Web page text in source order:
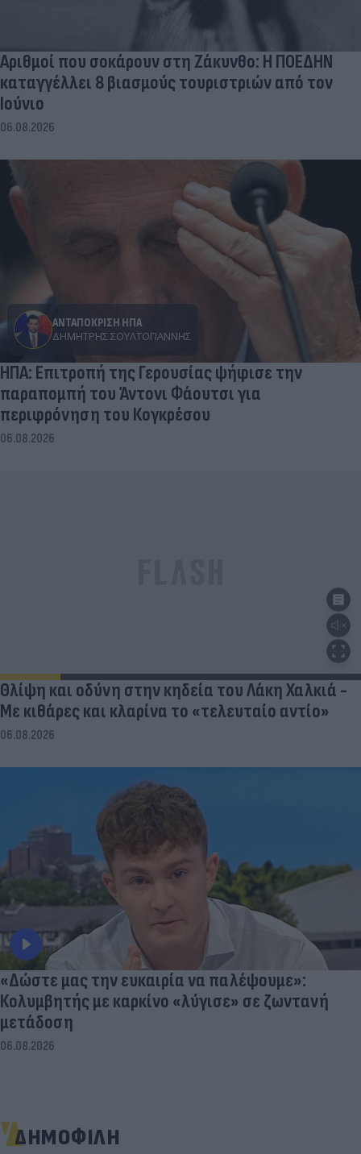
Αριθμοί που σοκάρουν στη Ζάκυνθο: Η ΠΟΕΔΗΝ
καταγγέλλει 8 βιασμούς τουριστριών από τον
Ιούνιο
06.08.2026
ΑΝΤΑΠΟΚΡΙΣΗ ΗΠΑ
ΔΗΜΉΤΡΗΣ ΣΟΥΛΤΟΓΙΆΝΝΗΣ
ΗΠΑ: Επιτροπή της Γερουσίας ψήφισε την
παραπομπή του Άντονι Φάουτσι για
περιφρόνηση του Κογκρέσου
06.08.2026
Θλίψη και οδύνη στην κηδεία του Λάκη Χαλκιά -
Με κιθάρες και κλαρίνα το «τελευταίο αντίο»
06.08.2026
«Δώστε μας την ευκαιρία να παλέψουμε»:
Κολυμβητής με καρκίνο «λύγισε» σε ζωντανή
μετάδοση
06.08.2026
ΔΗΜΟΦΙΛΗ